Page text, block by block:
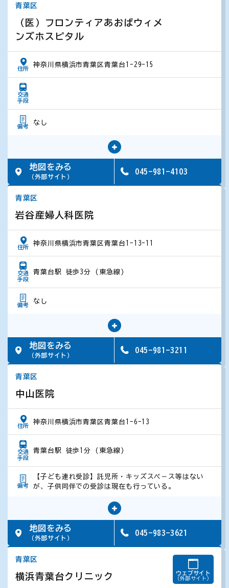
（令和8年度）
対象年齢
40歳以上
昭和62年（1987年）4月1日以前に生まれ
20歳以上
た方
同一年度に内視鏡検査とエックス線検査の両方を受診
することはできません。
連続する年度に内視鏡とエックス線検査を交互に受け
ることはできません。
受診当日に保険証を必ずお持ちください。
検診の途中で粘膜片を採取する生検を行う場合があり
ます。
この生検は保険診療となりますので、別途費用がかか
ります。
青葉区
（医）フロンティアあおばウィメ
ンズホスピタル
住所
神奈川県横浜市青葉区青葉台1-29-15
交通
手段
備考
なし
地図をみる
（外部サイト）
045-981-4103
青葉区
岩谷産婦人科医院
住所
神奈川県横浜市青葉区青葉台1-13-11
交通
手段
青葉台駅 徒歩3分 (東急線)
備考
なし
地図をみる
（外部サイト）
045-981-3211
青葉区
中山医院
住所
神奈川県横浜市青葉区青葉台1-6-13
交通
手段
青葉台駅 徒歩1分 (東急線)
備考
【子ども連れ受診】託児所・キッズスぺ－ス等はない
が、子供同伴での受診は現在も行っている。
地図をみる
（外部サイト）
045-983-3621
青葉区
横浜青葉台クリニック ウェブサイト
（外部サイト）